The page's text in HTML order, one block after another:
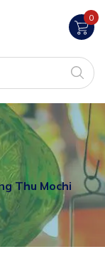
0
Thu Mochi